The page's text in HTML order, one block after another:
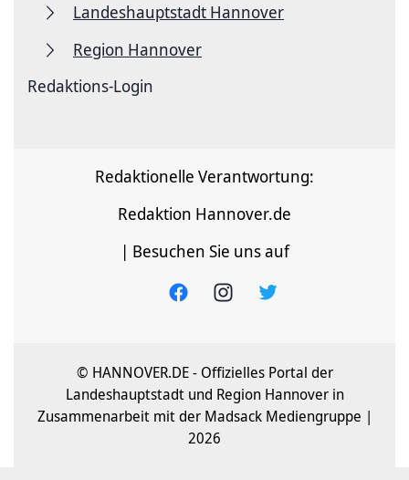
Landeshauptstadt Hannover
Region Hannover
Redaktions-Login
Redaktionelle Verantwortung:
Redaktion Hannover.de
| Besuchen Sie uns auf
© HANNOVER.DE - Offizielles Portal der
Landeshauptstadt und Region Hannover in
Zusammenarbeit mit der Madsack Mediengruppe |
2026